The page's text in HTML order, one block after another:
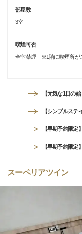
部屋数
3室
喫煙可否
全室禁煙 ※1階に喫煙所が
【元気な1日の
【シンプルステ
【早期予約限
【早期予約限
スーペリアツイン